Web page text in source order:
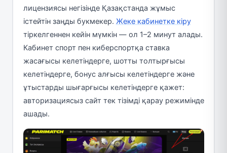
лицензиясы негізінде Қазақстанда жұмыс
істейтін заңды букмекер. Жеке кабинетке кіру
тіркелгеннен кейін мүмкін — ол 1–2 минут алады.
Кабинет спорт пен киберспортқа ставка
жасағысы келетіндерге, шотты толтырғысы
келетіндерге, бонус алғысы келетіндерге және
ұтыстарды шығарғысы келетіндерге қажет:
авторизациясыз сайт тек тізімді қарау режимінде
ашады.